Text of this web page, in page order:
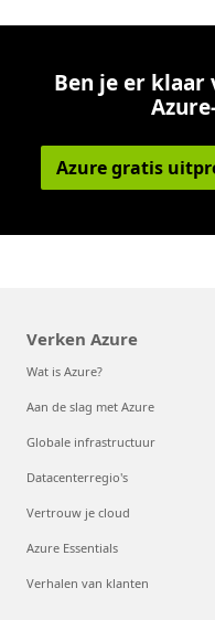
Ben je er klaar
Azure gratis
Verken Azure
Wat is Azure?
Aan de slag met Azure
Globale infrastructuur
Datacenterregio's
Vertrouw je cloud
Azure Essentials
Verhalen van klanten